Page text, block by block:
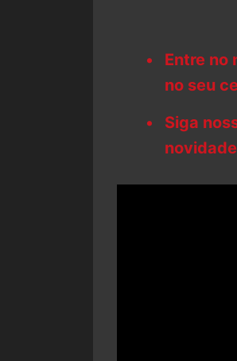
Entre no
no seu
Siga